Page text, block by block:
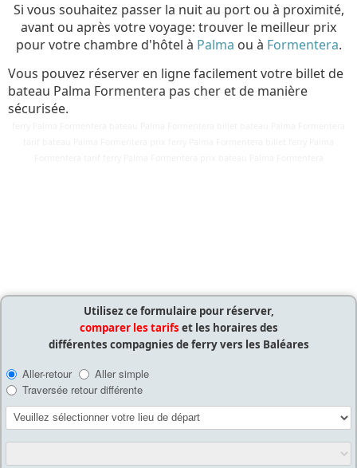
Si vous souhaitez passer la nuit au port ou à proximité,
avant ou après votre voyage: trouver le meilleur prix
pour votre chambre d'hôtel à Palma ou à Formentera.
Vous pouvez réserver en ligne facilement votre billet de
bateau Palma Formentera pas cher et de manière
sécurisée.
Utilisez ce formulaire pour réserver,
comparer les tarifs et les horaires des
différentes compagnies de ferry vers les Baléares